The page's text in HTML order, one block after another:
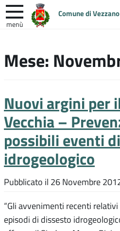
Comune di
menù
sito
UNIONE COLLINE
Mese:
Nuovi argini per
Vecchia –
possibili eventi
idrogeologico
Pubblicato il 26 Novembre
“Gli avvenimenti recenti
episodi di dissesto